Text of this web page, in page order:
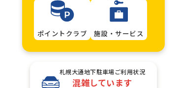
ポイントクラブ 施設・サービス
札幌大通地下駐車場ご利用状況
混雑しています